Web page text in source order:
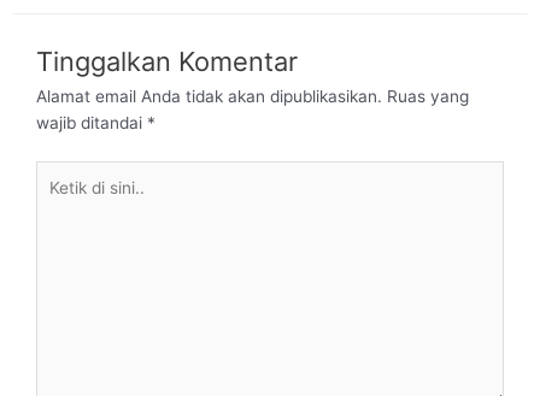
Tinggalkan Komentar
Alamat email Anda tidak akan dipublikasikan. Ruas yang
wajib ditandai *